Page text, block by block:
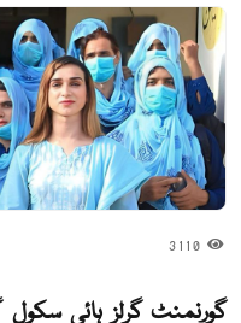
3110
گورنمنٹ گرلز ہائی